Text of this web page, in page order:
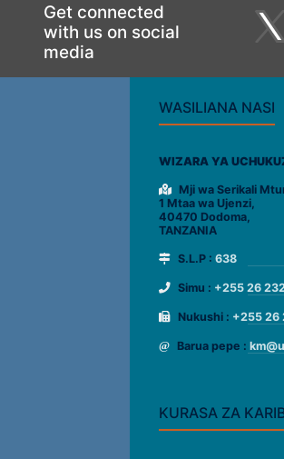
Get connected
with us on social
media
WASILIANA NASI
WIZARA YA
Mji wa Serikali
1 Mtaa wa Ujenzi,
40470 Dodoma,
TANZANIA
S.L.P : 638
Simu : +255 26
Nukushi : +255 26
Barua pepe :
KURASA ZA